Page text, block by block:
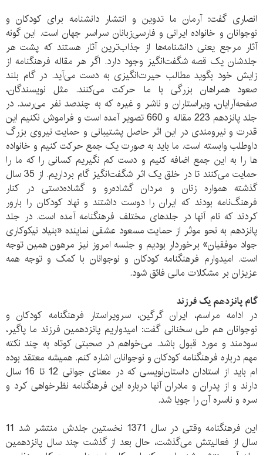
انصاری گفت: آرمان ما تدوین و انتشار دانشنامه برای کودکان و
نوجوانان و خانواده ایرانی و فارسی‌زبانان سراسر جهان است. این گونه
آثار مرجع یعنی دانشنامه‌ها از جذاب‌ترین آثار هستند که پشت هر
جلدشان یک قصه شگفت‌انگیز وجود دارد. اگر هر مقاله فرهنگنامه از
زایش خود بگوید مطالب حیرت‌انگیزی به دست می‌آید. در گام بلند
صعود همراهان بزرگی با ما حرکت می‌کنند. مثل نویسندگان،
صفحه‌آرایان، ویراستاران و ناشر و غیره که به چندصد نفر می‌رسد. در
جلد پانزدهم 223 مقاله و 660 تصویر آمده است و فراموش نکنیم این
قدرت و نیرومندی در این اثر حاصل پشتیبانی و حمایت نیروی بزرگ
داوطلب وابسته است. ما باید به صورت یک جمع حرکت کنیم و خانواده
ها را به این جمع اضافه کنیم و دست کم نگیریم کسانی را که ما را
حمایت می‌کنند تا در خلق یک اثر شگفت‌انگیز گام برداریم. از 35 سال
گذشته همواره زنان و مردان گشاده‌رو و گشاده‌دستی در کنار
فرهنگ‌نامه بودند که ایران را دوست داشتند و نهاد کودکان را بارور
کردند که نام آنها در جلدهای مختلف فرهنگنامه آمده است. در جلد
پانزدهم به نحو موثر از حمایت مسعود عشقی نماینده «بنیاد نیکوکاری
جواد موفقیان» برخوردار بودیم و جلسه امروز نیز مرهون همین توجه
است. امیدوارم فرهنگنامه کودکان و نوجوانان با کمک و توجه همه
عزیزان بر مشکلات مالی فائق شود.
گام پانزدهم یک فرزند
در ادامه مراسم، ایران گرگین، سرویراستار فرهنگنامه کودکان و
نوجوانان هم طی سخنانی گفت: امیدواریم پانزدهمین فرزند ما پاگیر،
سودمند و مورد قبول باشد. می‌خواهم در صحبتی کوتاه به چند نکته
مهم درباره فرهنگنامه کودکان و نوجوانان اشاره کنم. همیشه معتقد بوده
ام باید از استادان داستان‌نویسی که در معنای جوانی 12 تا 16 سال
دارند و از پدران و مادران آنها درباره این فرهنگنامه نظرخواهی کرد و
سره و ناسره آن را جویا شد.
این فرهنگنامه وقتی در سال 1371 نخستین جلدش منتشر شد 11
سال از فعالیتش می‌گذشت، حال بعد از گذشت چند سال پانزدهمین